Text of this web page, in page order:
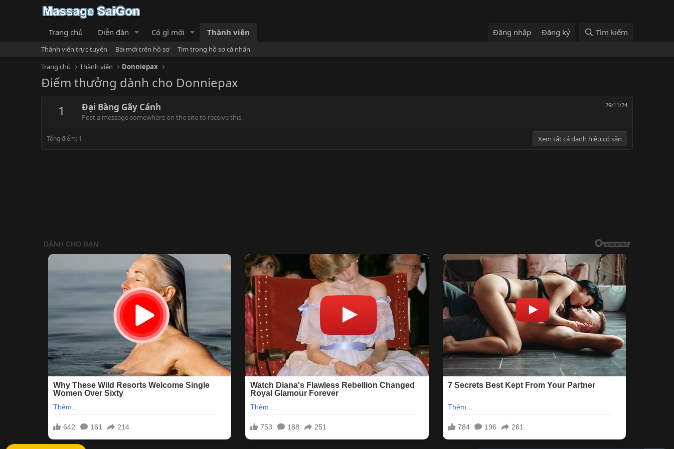
Trang chủ Diễn đàn Có gì mới Thành viên Đăng nhập Đăng ký Tìm kiếm
Thành viên trực tuyến Bài mới trên hồ sơ
Tìm trong hồ sơ cá nhân
Trang chủ
Thành viên Donniepax
Điểm thưởng dành cho Donniepax
1
29/11/24
Đại Bàng Gãy Cánh
Post a message somewhere on the site to receive this.
Tổng điểm: 1 Xem tất cả danh hiệu có sẵn